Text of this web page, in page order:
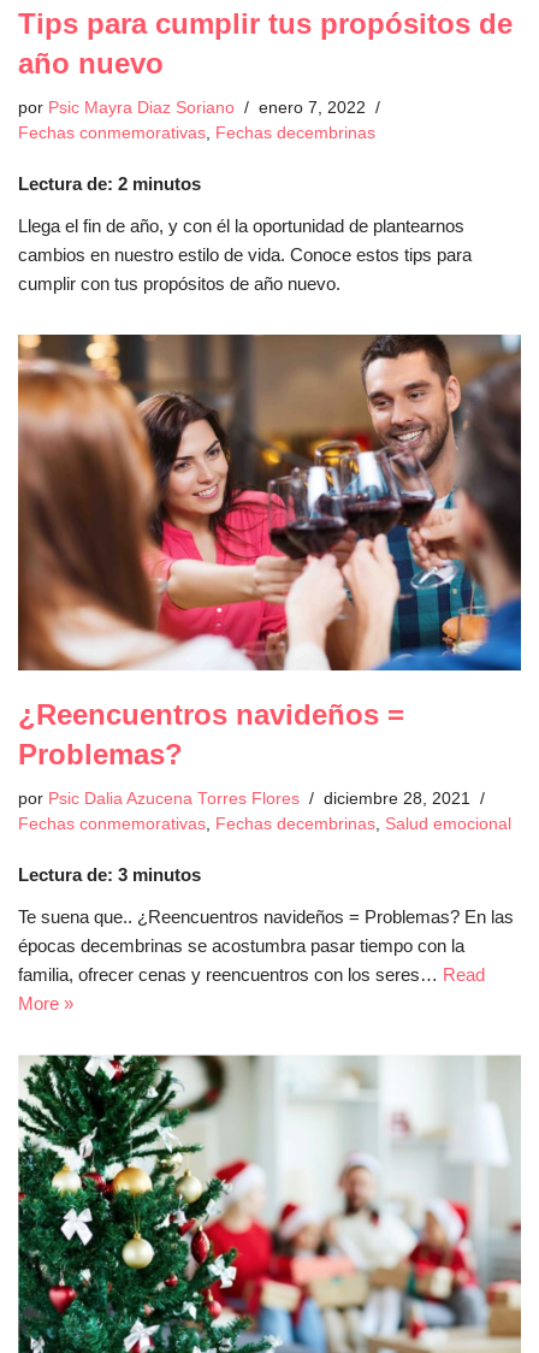
Tips para cumplir tus propósitos de
año nuevo
por Psic Mayra Diaz Soriano
enero 7, 2022
Fechas conmemorativas Fechas decembrinas
Lectura de: 2 minutos
Llega el fin de año, y con él la oportunidad de plantearnos
cambios en nuestro estilo de vida. Conoce estos tips para
cumplir con tus propósitos de año nuevo.
¿Reencuentros navideños =
Problemas?
por Psic Dalia Azucena Torres Flores
diciembre 28, 2021
Fechas conmemorativas Fechas decembrinas Salud emocional
Lectura de: 3 minutos
Te suena que.. ¿Reencuentros navideños = Problemas? En las
épocas decembrinas se acostumbra pasar tiempo con la
familia, ofrecer cenas y reencuentros con los seres… Read
More »